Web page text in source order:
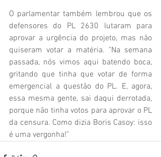
O parlamentar também lembrou que os
defensores do PL 2630 lutaram para
aprovar a urgência do projeto, mas não
quiseram votar a matéria. "Na semana
passada, nós vimos aqui batendo boca,
gritando que tinha que votar de forma
emergencial a questão do PL. E, agora,
essa mesma gente, sai daqui derrotada,
porque não tinha votos para aprovar o PL
da censura. Como dizia Boris Casoy: isso
é uma vergonha!"